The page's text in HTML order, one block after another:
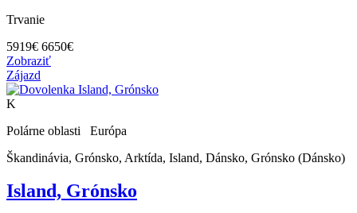
Trvanie
5919€ 6650€
Zobraziť
Zájazd
K
Polárne oblasti Európa
Škandinávia, Grónsko, Arktída, Island, Dánsko, Grónsko (Dánsko)
Island, Grónsko